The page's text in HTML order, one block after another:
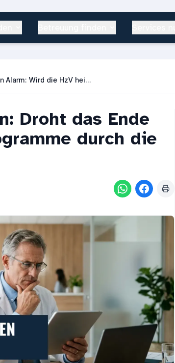
Hausärzte schlagen Alarm: Wird die HzV heimlich abgeschafft?
Droht das Ende
durch die